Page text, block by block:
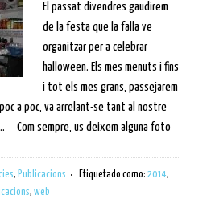
El passat divendres gaudirem
de la festa que la falla ve
organitzar per a celebrar
halloween. Els mes menuts i fins
i tot els mes grans, passejarem
a poc, va arrelant-se tant al nostre
Com sempre, us deixem alguna foto
, Publicacions Etiquetado como: 2014,
, web